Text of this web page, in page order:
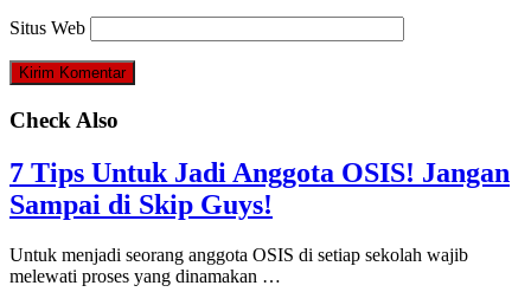
Situs Web
Check Also
7 Tips Untuk Jadi Anggota OSIS! Jangan
Sampai di Skip Guys!
Untuk menjadi seorang anggota OSIS di setiap sekolah wajib
melewati proses yang dinamakan …